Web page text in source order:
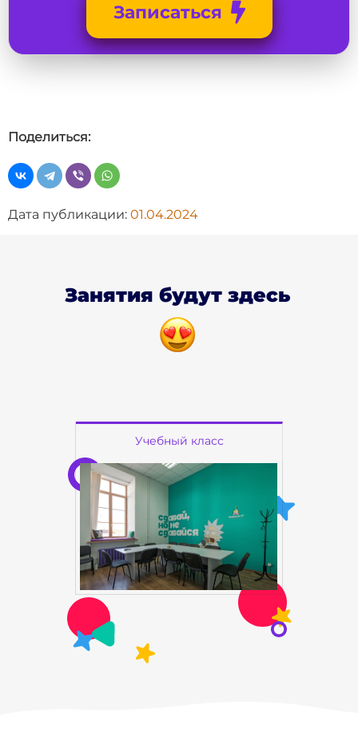
Записаться
Поделиться:
Дата публикации: 01.04.2024
Занятия будут здесь
Учебный класс